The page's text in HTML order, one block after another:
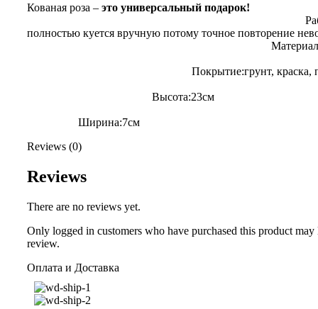
Кованая роза – это универсальный подарок!
полностью куется вручную потому точное повторение
Покрытие:грунт, краска,
Ширина:7см
Reviews (0)
Reviews
There are no reviews yet.
Only logged in customers who have purchased this product may
review.
Оплата и Доставка